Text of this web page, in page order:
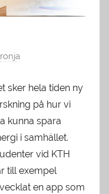
ronja
sker hela tiden ny
på hur vi
kunna spara
i samhället.
vid KTH
till exempel
en app som